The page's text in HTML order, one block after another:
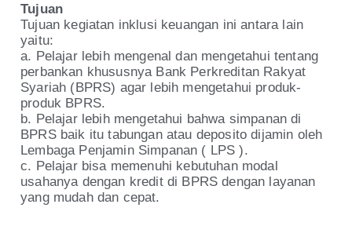
Tujuan
Tujuan kegiatan inklusi keuangan ini antara lain
yaitu:
a. Pelajar lebih mengenal dan mengetahui tentang
perbankan khususnya Bank Perkreditan Rakyat
Syariah (BPRS) agar lebih mengetahui produk-
produk BPRS.
b. Pelajar lebih mengetahui bahwa simpanan di
BPRS baik itu tabungan atau deposito dijamin oleh
Lembaga Penjamin Simpanan ( LPS ).
c. Pelajar bisa memenuhi kebutuhan modal
usahanya dengan kredit di BPRS dengan layanan
yang mudah dan cepat.